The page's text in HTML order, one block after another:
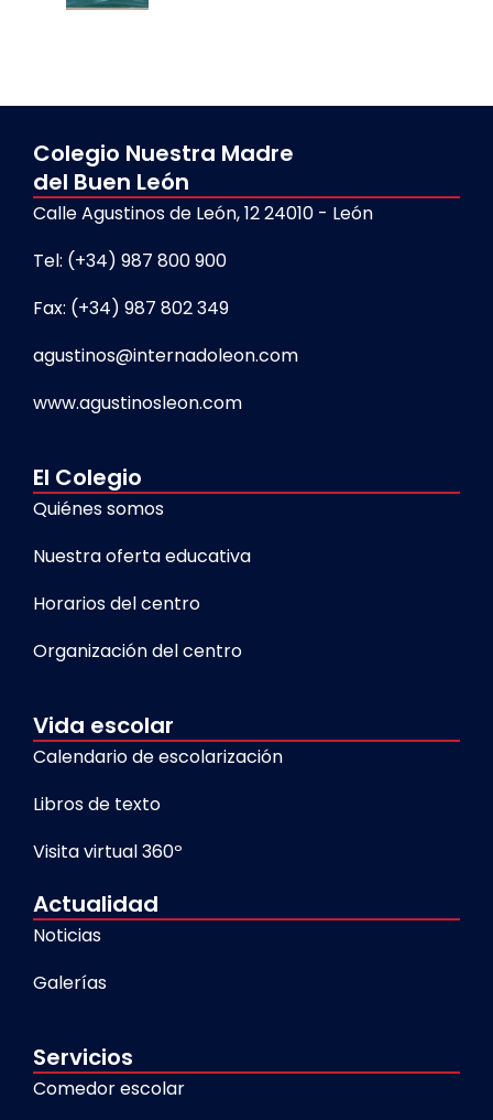
Colegio Nuestra Madre
del Buen León
Calle Agustinos de León, 12 24010 - León
Tel: (+34) 987 800 900
Fax: (+34) 987 802 349
agustinos@internadoleon.com
www.agustinosleon.com
El Colegio
Quiénes somos
Nuestra oferta educativa
Horarios del centro
Organización del centro
Vida escolar
Calendario de escolarización
Libros de texto
Visita virtual 360º
Actualidad
Noticias
Galerías
Servicios
Comedor escolar